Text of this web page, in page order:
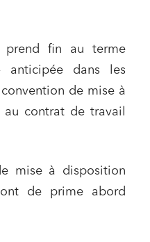
prend fin au terme
anticipée dans les
de mise à
au contrat de travail
mise à disposition
de prime abord
contrats
l’économie sociale et